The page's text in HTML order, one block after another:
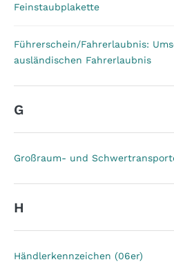
Feinstaubplakette
Führerschein/Fahrerlaubnis:
ausländischen Fahrerlaubnis
G
Großraum- und
H
Händlerkennzeichen (06er)